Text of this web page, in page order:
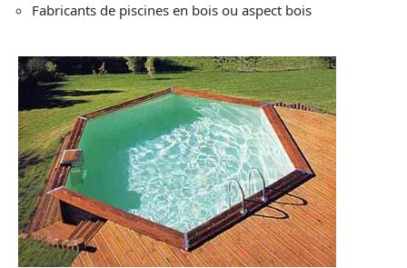
Fabricants de piscines en bois ou aspect bois